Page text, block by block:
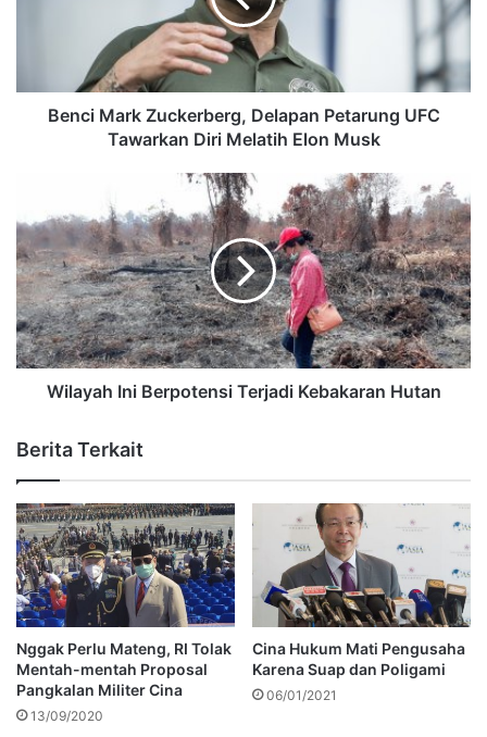
Benci Mark Zuckerberg, Delapan Petarung UFC
Tawarkan Diri Melatih Elon Musk
Wilayah Ini Berpotensi Terjadi Kebakaran Hutan
Berita Terkait
Nggak Perlu Mateng, RI Tolak
Mentah-mentah Proposal
Pangkalan Militer Cina
13/09/2020
Cina Hukum Mati Pengusaha
Karena Suap dan Poligami
06/01/2021